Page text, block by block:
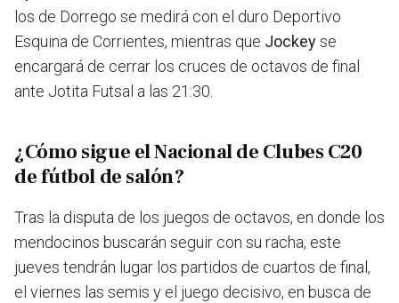
los de Dorrego se medirá con el duro Deportivo
Esquina de Corrientes, mientras que Jockeyse
encargará de cerrar los cruces de octavos de final
ante Jotita Futsal a las 21:30.
¿Cómo sigue el Nacional de Clubes C20
de fútbol de salón?
Tras la disputa de los juegos de octavos, en donde los
mendocinos buscarán seguir con su racha, este
jueves tendrán lugar los partidos de cuartos de final,
el viernes las semis y el juego decisivo, en busca de